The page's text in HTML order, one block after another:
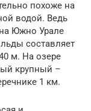
похоже на
водой. Ведь
Южно Урале
составляет
м. На озере
крупный –
1 км.